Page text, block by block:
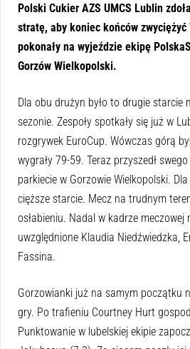
Polski Cukier AZS UMCS Lublin
stratę, aby koniec końców
pokonały na wyjeździe ekipę
Gorzów Wielkopolski.
Dla obu drużyn było to drugie starcie
sezonie. Zespoły spotkały się już w
rozgrywek EuroCup. Wówczas górą
wygrały 79-59. Teraz przyszedł
parkiecie w Gorzowie Wielkopolski.
cięższe starcie. Mecz na trudnym
osłabieniu. Nadal w kadrze meczowej
uwzględnione Klaudia Niedźwiedzka,
Fassina.
Gorzowianki już na samym początku
gry. Po trafieniu Courtney Hurt
Punktowanie w lubelskiej ekipie